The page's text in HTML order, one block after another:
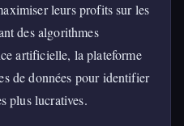
leurs profits sur les
des algorithmes
artificielle, la plateforme
de données pour identifier
plus lucratives.